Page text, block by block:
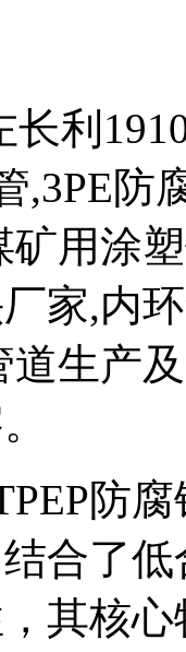
利
,3PE
用涂
家,内
生产
防
合了
其核